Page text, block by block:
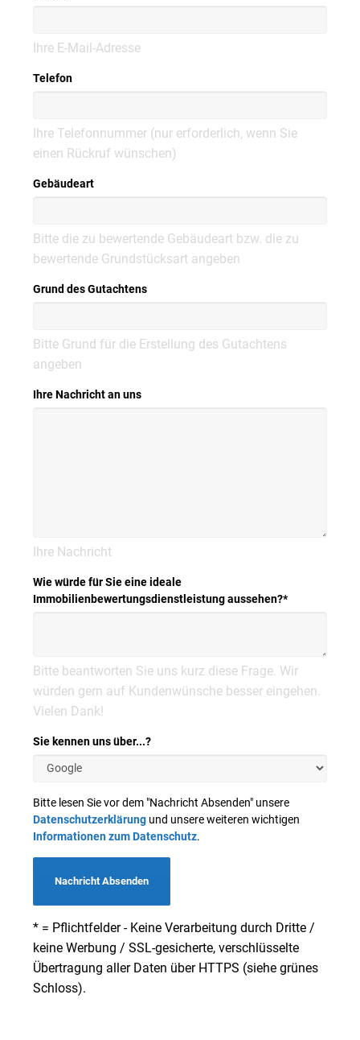
Ihre E-Mail-Adresse
Telefon
Ihre Telefonnummer (nur erforderlich, wenn Sie
einen Rückruf wünschen)
Gebäudeart
Bitte die zu bewertende Gebäudeart bzw. die zu
bewertende Grundstücksart angeben
Grund des Gutachtens
Bitte Grund für die Erstellung des Gutachtens
angeben
Ihre Nachricht an uns
Ihre Nachricht
Wie würde für Sie eine ideale
Immobilienbewertungsdienstleistung aussehen?*
Bitte beantworten Sie uns kurz diese Frage. Wir
würden gern auf Kundenwünsche besser eingehen.
Vielen Dank!
Sie kennen uns über...?
Bitte lesen Sie vor dem "Nachricht Absenden" unsere
Datenschutzerklärung und unsere weiteren wichtigen
Informationen zum Datenschutz.
Nachricht Absenden
* = Pflichtfelder - Keine Verarbeitung durch Dritte /
keine Werbung / SSL-gesicherte, verschlüsselte
Übertragung aller Daten über HTTPS (siehe grünes
Schloss).